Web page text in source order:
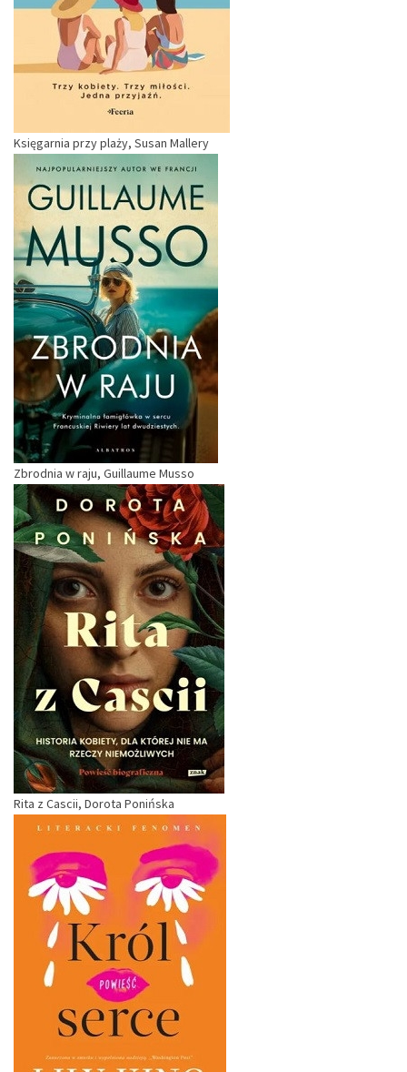
Księgarnia przy plaży, Susan Mallery
Zbrodnia w raju, Guillaume Musso
Rita z Cascii, Dorota Ponińska